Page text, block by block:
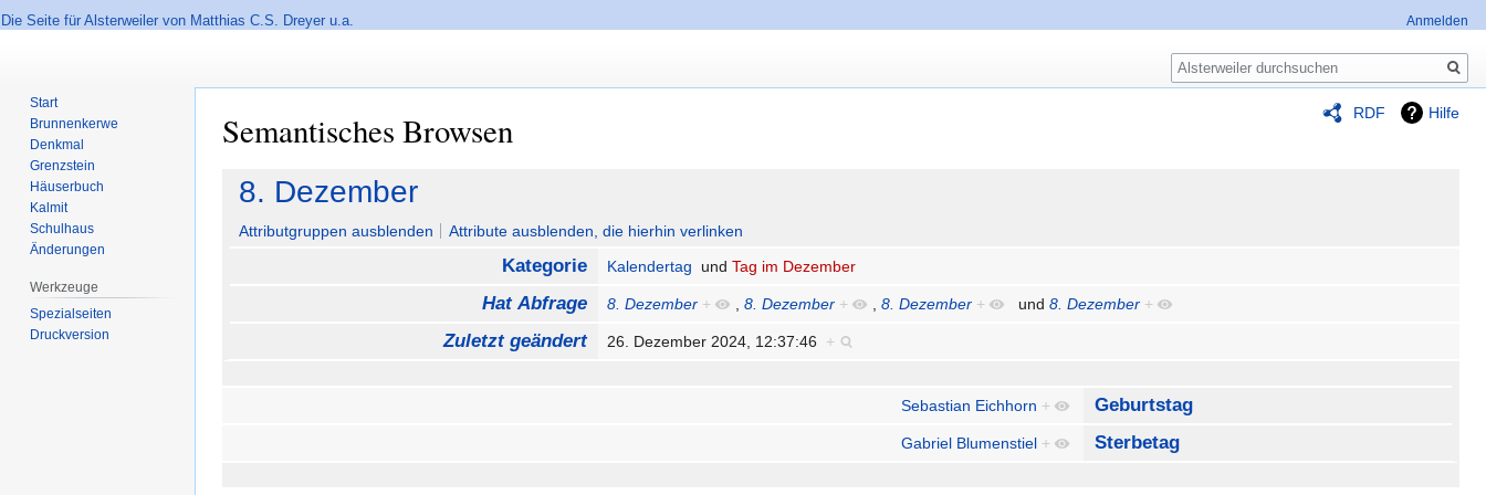
Die Seite für Alsterweiler von Matthias C.S. Dreyer u.a.
RDF Hilfe
Semantisches Browsen
Zur
Navigation
springen
Zur
Suche
springen
8. Dezember
Attributgruppen ausblenden Attribute ausblenden, die hierhin verlinken
Kategorie Kalendertag undTag im Dezember
Hat Abfrage 8. Dezember + ,8. Dezember + ,8. Dezember + und8. Dezember +
Zuletzt geändert 26. Dezember 2024, 12:37:46 +
Sebastian Eichhorn + Geburtstag
Gabriel Blumenstiel + Sterbetag
Anmelden
Suche
Start
Brunnenkerwe
Denkmal
Grenzstein
Häuserbuch
Kalmit
Schulhaus
Änderungen
Werkzeuge
Spezialseiten
Druckversion